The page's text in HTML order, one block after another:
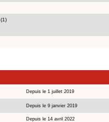
(1)
Depuis le 1 juillet 2019
Depuis le 9 janvier 2019
Depuis le 14 avril 2022